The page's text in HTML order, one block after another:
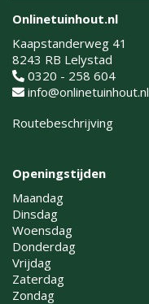
Onlinetuinhout.nl
Kaapstanderweg 41
8243 RB Lelystad
0320 - 258 604
info@onlinetuinhout.nl
Routebeschrijving
Openingstijden
Maandag
Dinsdag
Woensdag
Donderdag
Vrijdag
Zaterdag
Zondag